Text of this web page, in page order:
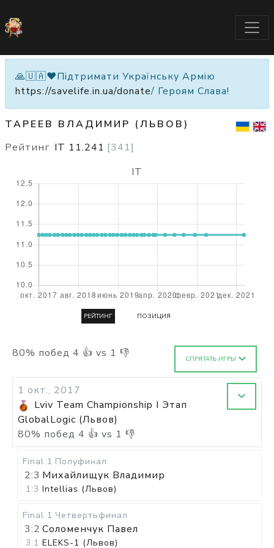
🙏🇺🇦❤️Підтримати Українську Армію
https://savelife.in.ua/donate/ Героям Слава!
ТАРЕЕВ ВЛАДИМИР (ЛЬВОВ)
Рейтинг IT 11.241 [341]
80% побед 4 👍 vs 1 👎 СПРЯТАТЬ ИГРЫ
1 окт., 2017
Lviv Team Championship I Этап
GlobalLogic (Львов)
80% побед 4 👍 vs 1 👎
Final 1 Полуфинал
2:3 Михайлищук Владимир
1:3 Intellias (Львов)
Final 1 Четвертьфинал
3:2 Соломенчук Павел
3:1 ELEKS-1 (Львов)
IT
РЕЙТИНГ ПОЗИЦИЯ